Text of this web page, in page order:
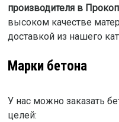
производителя в
высоком качестве
доставкой из нашего
Марки бетона
У нас можно заказать
целей: